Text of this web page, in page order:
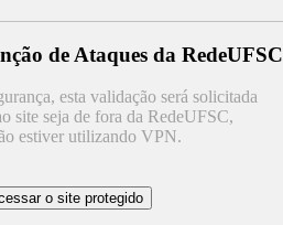
de Ataques da RedeUFSC
esta validação será solicitada
site seja de fora da RedeUFSC,
estiver utilizando VPN.